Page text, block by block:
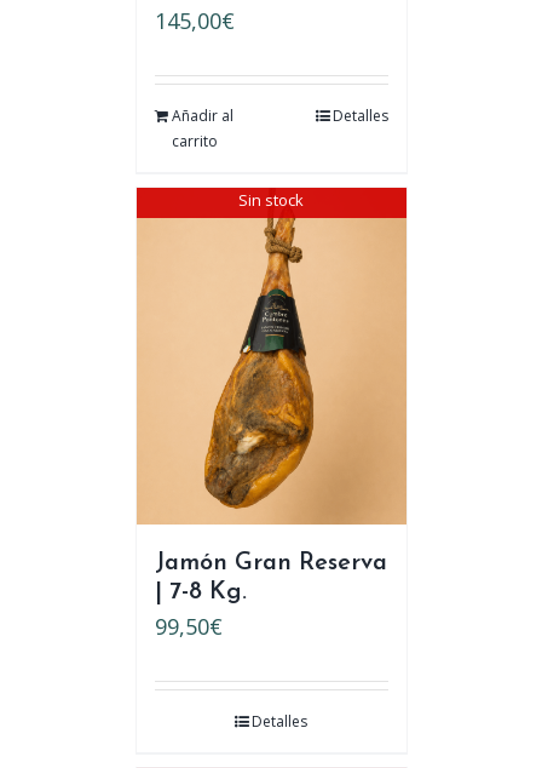
145,00€
Añadir al
carrito
Detalles
Sin stock
Jamón Gran Reserva
| 7-8 Kg.
99,50€
Detalles